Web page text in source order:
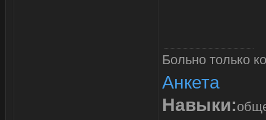
Больно только
Анкета
Навыки: